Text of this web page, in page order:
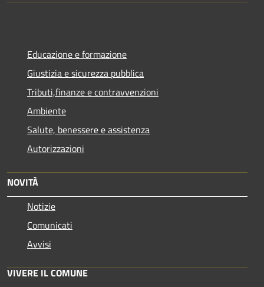
Educazione e formazione
Giustizia e sicurezza pubblica
Tributi,finanze e contravvenzioni
Ambiente
Salute, benessere e assistenza
Autorizzazioni
NOVITÀ
Notizie
Comunicati
Avvisi
VIVERE IL COMUNE